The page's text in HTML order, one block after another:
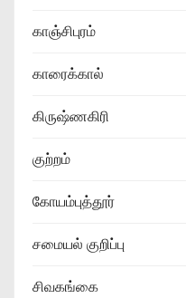
காஞ்சிபுரம்
காரைக்கால்
கிருஷ்ணகிரி
குற்றம்
கோயம்புத்தூர்
சமையல் குறிப்பு
சிவகங்கை